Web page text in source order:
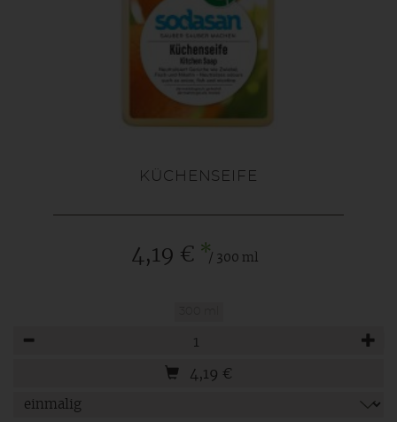
KÜCHENSEIFE
4,19 € */ 300 ml
4,19 €